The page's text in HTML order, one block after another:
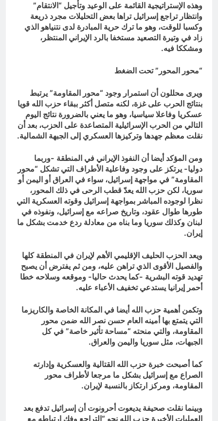
وهذه الإستراتيجية القائمة على الوعيد وتأجيل “الانتقام”
وانتظار تراجع إسرائيل تراها بعض التحليلات مجرد ذريعة
وكسبا للوقت، وهو ما ترك حرية المبادرة لدى نتنياهو الذي
زاد في وتيرة التصعيد مستخفا بالرد الإيراني المنتظر،
ومشككا فيه.
“محور المحور” تحت الضغط
ويرى محللون أن استمرار وجود “محور المقاومة” يرتبط
بنتائج الحرب على غزة، لكنه متصل أكثر ببقاء حزب الله قويا
عسكريا وفاعلا سياسيا، وهو ما يعني بالضرورة نتائج اليوم
التالي من الحرب الإسرائيلية المتصاعدة على الحزب، بعد أن
نقلت معظم جهدها وتركيزها العسكري إلى الجبهة الشمالية.
ومن المؤكد أيضا أن النفوذ الإيراني في المنطقة -وربما
دوليا- يرتكز على وجود وفاعلية الأطراف التي تشكل “محور
المقاومة” في مواجهة إسرائيل، سواء في العراق أو اليمن أو
سوريا، لكن حزب الله يعدّ قطب الرحى في ذلك المحور،
نظرا لوجوده المباشر بمواجهة إسرائيل وقوته العسكرية التي
طورها طوال عقود، وتاريخ صراعه مع إسرائيل، ونفوذه في
لبنان وكذلك سوريا وما بناه من معادلة ردع خدمت بشكل ما
إيران.
ويعد الحزب الحليف الإقليمي الأهم لإيران في المنطقة كلها
والفصيل الأقوى الذي تراهن عليه، ومن ثم يفترض أن يصبح
تهديد قوته البشرية -كما يحدث حاليا- وموقعه وسلاحه خطا
أحمر إيرانيا يستدعي تخفيف الأعباء عليه.
وتكمن أهمية حزب الله أيضا في المكانة الخاصة والكاريزما
التي يتمتع بها أمينه العام حسن نصر الله ضمن محور
المقاومة، والتي منحته “مساحة تأثير خاصة” في كل
الجبهات، مثل سوريا واليمن والعراق.
كما أصبحت خبرة حزب الله القتالية والعسكرية وإدارته
الصراع مع إسرائيل بشكل ما مرجعا لأطراف محور
المقاومة، ومركز ارتكاز بالنسبة لإيران.
وبينما نقلت صحيفة يديعوت أحرونوت أن إسرائيل تدفع بعد
العمليات الأخيرة حزب الله نحو “التراجع وفك ارتباطه مع